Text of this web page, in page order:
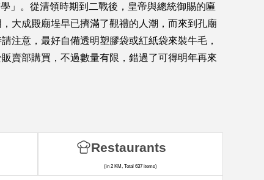
」。從清領時期到二戰後，皇帝與總統御賜的匾
大成殿廟埕早已擠滿了觀禮的人潮，而來到孔廟
注意，最好自備透明塑膠袋或紅紙袋來裝牛毛，
賣部購買，不過數量有限，錯過了可得明年再來
Restaurants
(in 2 KM, Total 637 items)